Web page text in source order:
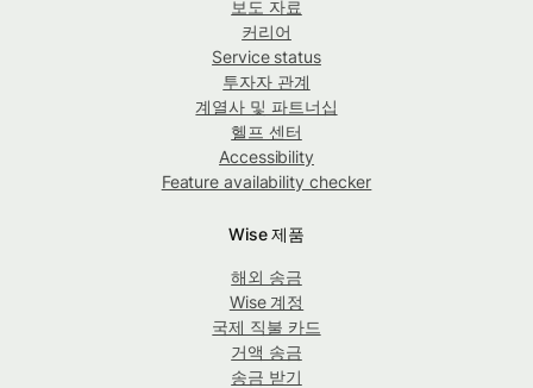
보도 자료
커리어
Service status
투자자 관계
계열사 및 파트너십
헬프 센터
Accessibility
Feature availability checker
Wise 제품
해외 송금
Wise 계정
국제 직불 카드
거액 송금
송금 받기